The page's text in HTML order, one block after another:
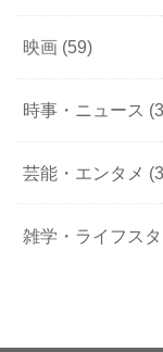
映画 (59)
時事・ニュース
芸能・エンタメ
雑学・ライフス